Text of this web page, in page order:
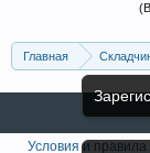
Главная
Условия и правила